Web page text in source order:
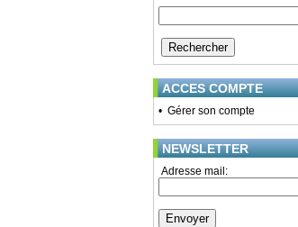
ACCES COMPTE
• Gérer son compte
NEWSLETTER
Adresse mail: